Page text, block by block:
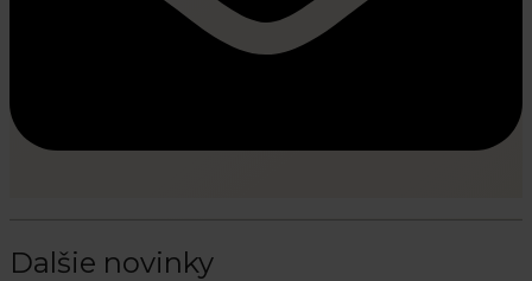
Dalšie novinky